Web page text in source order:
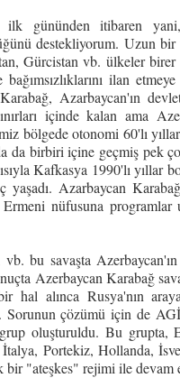
ilk gününden itibaren
destekliyorum. Uzun
Gürcistan vb. ülkeler birer
ilan
Azarbaycan'ın
içinde kalan ama
bölgede otonomi 60'lı
da birbiri içine geçmiş pek
Kafkasya 1990'lı yıllar
Azarbaycan
nüfusuna programlar
bu savaşta
Azerbaycan Karabağ
alınca Rusya'nın
Sorunun çözümü için de
oluşturuldu. Bu grupta,
Portekiz, Hollanda,
bir "ateşkes" rejimi ile devam